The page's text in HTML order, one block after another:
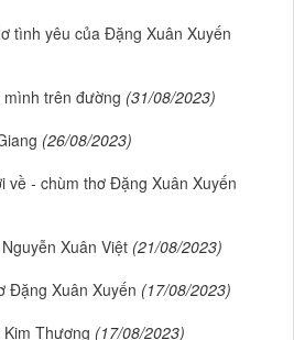
tình yêu của Đặng Xuân Xuyến
trên đường (31/08/2023)
(26/08/2023)
về - chùm thơ Đặng Xuân Xuyến
Xuân Việt (21/08/2023)
Đặng Xuân Xuyến (17/08/2023)
Thượng (17/08/2023)